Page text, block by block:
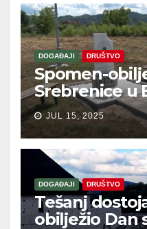
DOGAĐAJI DRUŠTVO
Spomen-
Srebrenice u
JUL 15, 2025
DOGAĐAJI DRUŠTVO
Tešanj
obilježio Dan